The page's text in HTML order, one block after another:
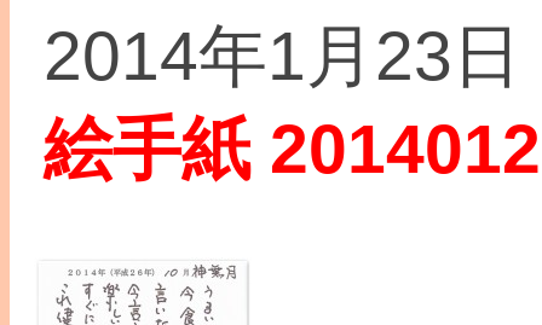
2014年1月23日
絵手紙